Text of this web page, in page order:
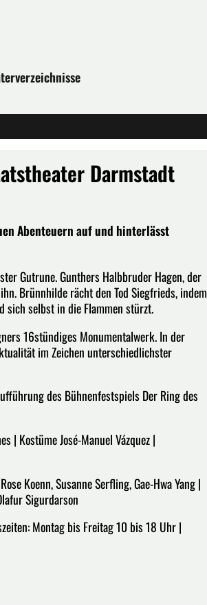
Darmstadt
Abenteuern auf und hinterlässt
Gutrune. Gunthers Halbbruder Hagen, der
Brünnhilde rächt den Tod Siegfrieds, indem
sich selbst in die Flammen stürzt.
16stündiges Monumentalwerk. In der
im Zeichen unterschiedlichster
des Bühnenfestspiels Der Ring des
| Kostüme José-Manuel Vázquez |
Koenn, Susanne Serfling, Gae-Hwa Yang |
Sigurdarson
Montag bis Freitag 10 bis 18 Uhr |